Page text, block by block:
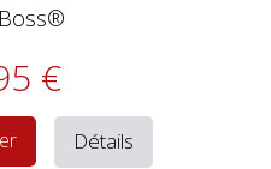
€
Détails